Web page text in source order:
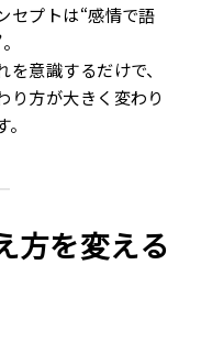
セプトは“感情で語
を意識するだけで、
り方が大きく変わり
。
方を変える